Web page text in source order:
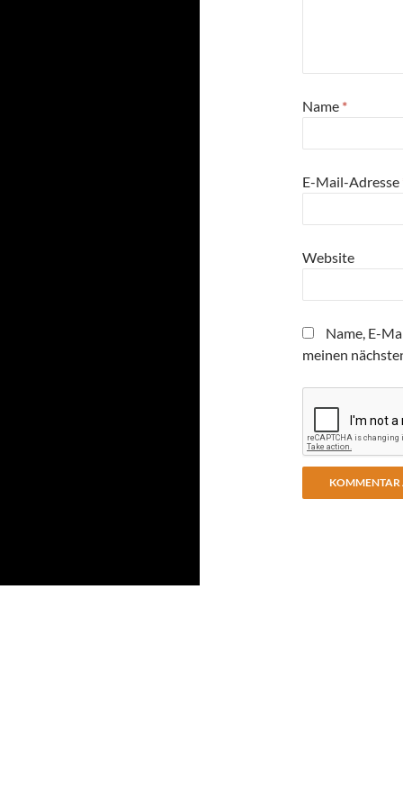
Name *
E-Mail-Adresse
Website
Name, E-
meinen